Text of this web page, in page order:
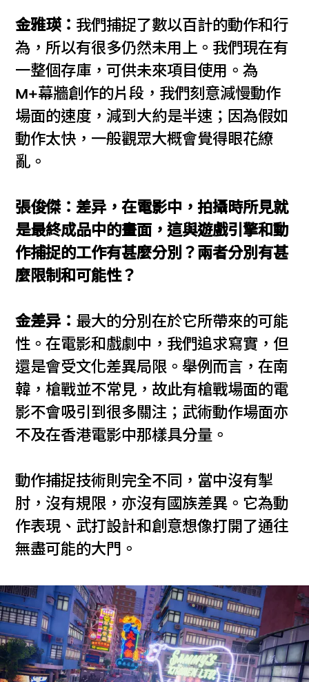
金雅瑛： 我們捕捉了數以百計的動作和行
為，所以有很多仍然未用上。我們現在有
一整個存庫，可供未來項目使用。為
M+幕牆創作的片段，我們刻意減慢動作
場面的速度，減到大約是半速；因為假如
動作太快，一般觀眾大概會覺得眼花繚
亂。
張俊傑：差异，在電影中，拍攝時所見就
是最終成品中的畫面，這與遊戲引擎和動
作捕捉的工作有甚麼分別？兩者分別有甚
麼限制和可能性？
金差异： 最大的分別在於它所帶來的可能
性。在電影和戲劇中，我們追求寫實，但
還是會受文化差異局限。舉例而言，在南
韓，槍戰並不常見，故此有槍戰場面的電
影不會吸引到很多關注；武術動作場面亦
不及在香港電影中那樣具分量。
動作捕捉技術則完全不同，當中沒有掣
肘，沒有規限，亦沒有國族差異。它為動
作表現、武打設計和創意想像打開了通往
無盡可能的大門。